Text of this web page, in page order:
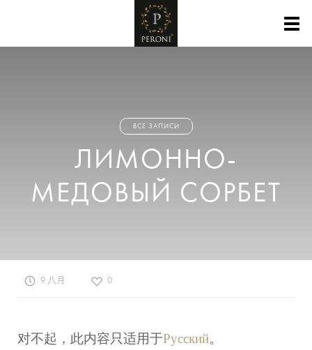
ВСЕ ЗАПИСИ
ЛИМОННО-
МЕДОВЫЙ СОРБЕТ
9 八月 0
对不起，此内容只适用于Русский。